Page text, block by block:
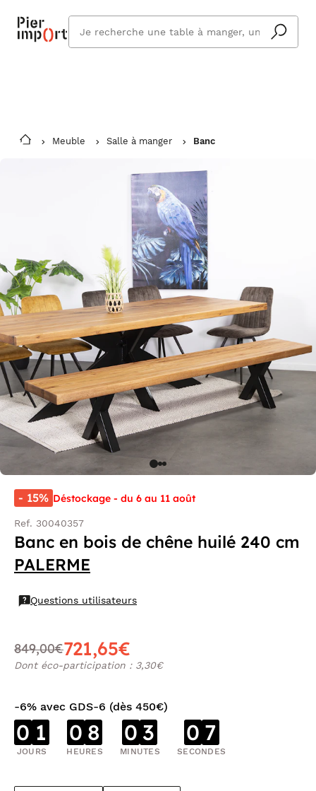
Vous êtes absent ? Pier Import s'adapte
et vous livre à votre retour.
En savoir plus
cherchez
vous ?
Meuble Salle à manger Banc
- 15% Déstockage - du 6 au 11 août
Ref. 30040357
Banc en bois de chêne huilé 240 cm
PALERME
Questions utilisateurs
849,00€721,65€
Dont éco-participation : 3,30€
-6% avec GDS-6 (dès 450€)
0 1
JOURS
0 8
HEURES
0 3
MINUTES
0 6
SECONDES